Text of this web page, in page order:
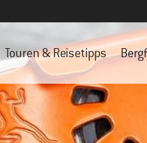
Touren & Reisetipps